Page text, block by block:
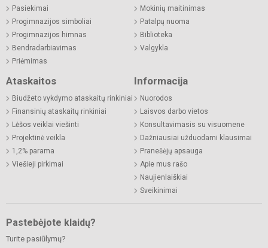
Pasiekimai
Progimnazijos simboliai
Progimnazijos himnas
Bendradarbiavimas
Priėmimas
Mokinių maitinimas
Patalpų nuoma
Biblioteka
Valgykla
Ataskaitos
Biudžeto vykdymo ataskaitų rinkiniai
Finansinių ataskaitų rinkiniai
Lėšos veiklai viešinti
Projektinė veikla
1,2% parama
Viešieji pirkimai
Informacija
Nuorodos
Laisvos darbo vietos
Konsultavimasis su visuomene
Dažniausiai užduodami klausimai
Pranešėjų apsauga
Apie mus rašo
Naujienlaiškiai
Sveikinimai
Pastebėjote klaidų?
Turite pasiūlymų?